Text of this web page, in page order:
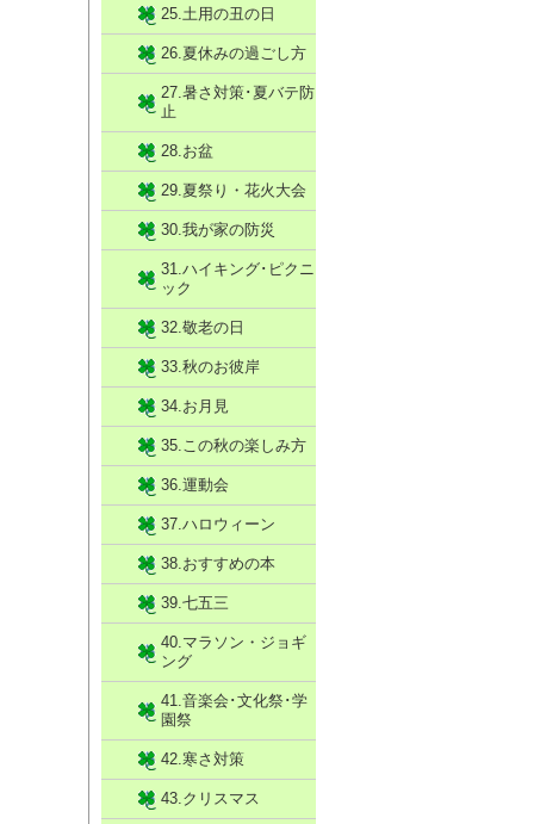
25.土用の丑の日
26.夏休みの過ごし方
27.暑さ対策･夏バテ防
止
28.お盆
29.夏祭り・花火大会
30.我が家の防災
31.ハイキング･ピクニ
ック
32.敬老の日
33.秋のお彼岸
34.お月見
35.この秋の楽しみ方
36.運動会
37.ハロウィーン
38.おすすめの本
39.七五三
40.マラソン・ジョギ
ング
41.音楽会･文化祭･学
園祭
42.寒さ対策
43.クリスマス